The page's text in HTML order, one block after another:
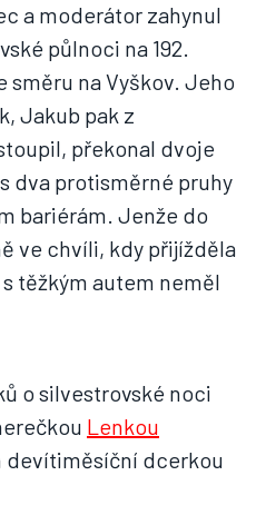
a moderátor zahynul
půlnoci na 192.
směru na Vyškov. Jeho
Jakub pak z
překonal dvoje
dva protisměrné pruhy
bariérám. Jenže do
ve chvíli, kdy přijížděla
těžkým autem neměl
o silvestrovské noci
Lenkou
devítiměsíční dcerkou